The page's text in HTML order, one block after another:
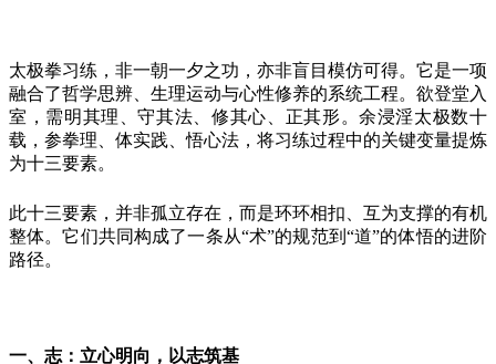
太极拳习练，非一朝一夕之功，亦非盲目模仿可得。它是一项
融合了哲学思辨、生理运动与心性修养的系统工程。欲登堂入
室，需明其理、守其法、修其心、正其形。余浸淫太极数十
载，参拳理、体实践、悟心法，将习练过程中的关键变量提炼
为十三要素。
此十三要素，并非孤立存在，而是环环相扣、互为支撑的有机
整体。它们共同构成了一条从“术”的规范到“道”的体悟的进阶
路径。
一、志：立心明向，以志筑基